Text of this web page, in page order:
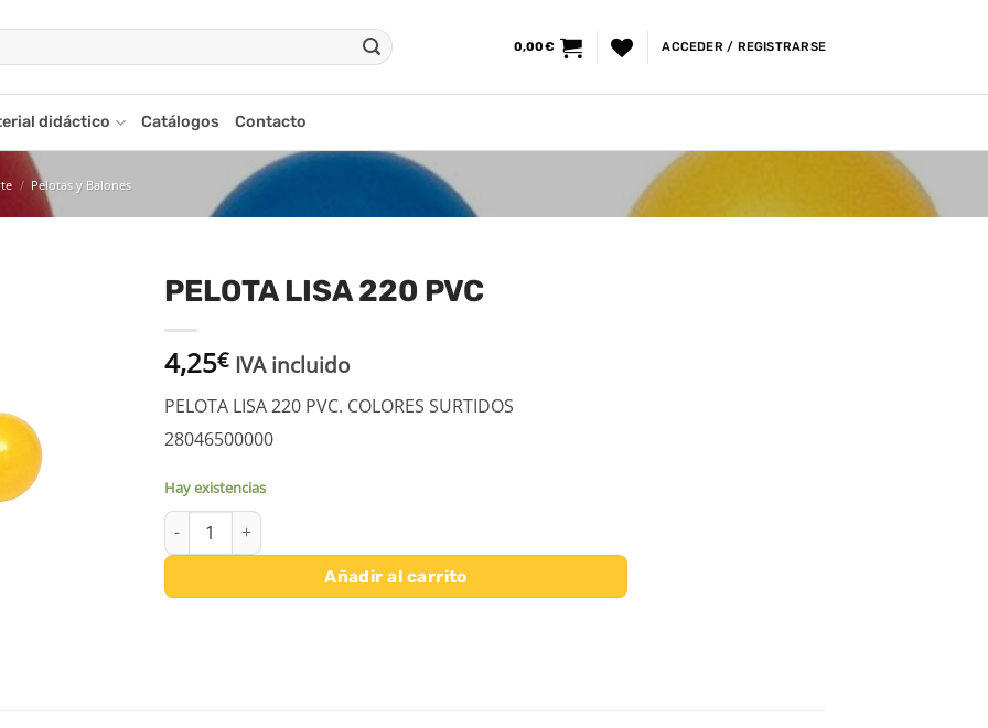
0,00€ ACCEDER / REGISTRARSE
didáctico Catálogos Contacto
/ Pelotas y Balones
PELOTA LISA 220 PVC
4,25€ IVA incluido
PELOTA LISA 220 PVC. COLORES SURTIDOS
28046500000
Hay existencias
PELOTA LISA 220 PVC cantidad
Añadir al carrito